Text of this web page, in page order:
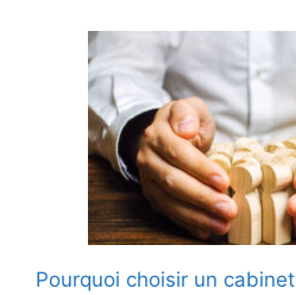
Pourquoi choisir un